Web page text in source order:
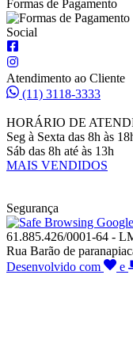
Formas de Pagamento
Social
Atendimento ao Cliente
(11) 3118-3333
HORÁRIO DE
Seg à Sexta das 8h às
Sáb das 8h até às 13h
MAIS VENDIDOS
Segurança
61.885.426/0001-64 -
Rua Barão de
Desenvolvido com
e